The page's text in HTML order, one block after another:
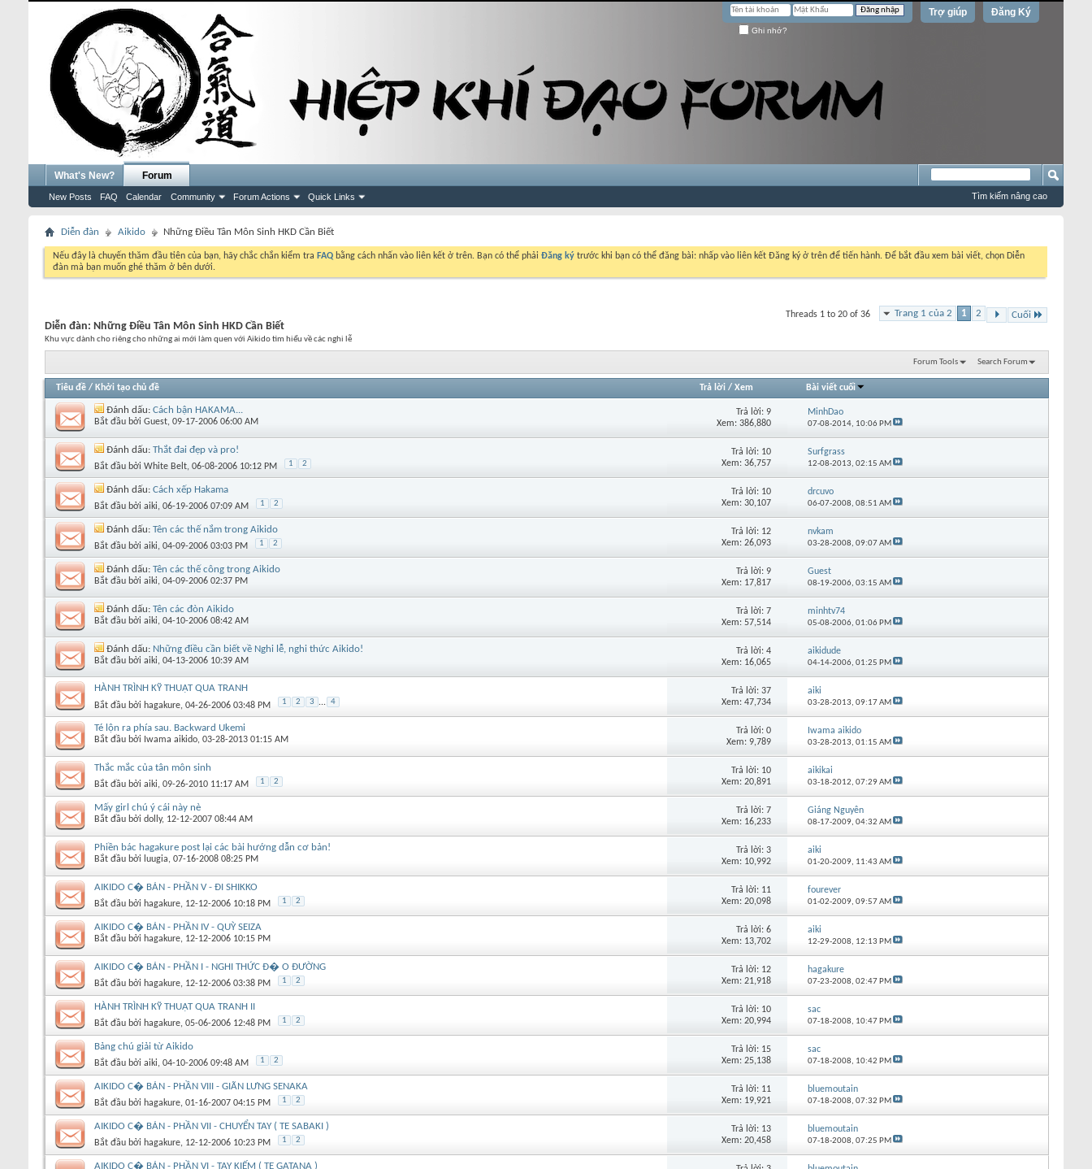
Đăng Ký
Trợ giúp
Ghi nhớ?
What's New? Forum
New Posts FAQ Calendar Community Forum Actions Quick Links Tìm kiếm nâng cao
Diễn đàn Aikido Những Điều Tân Môn Sinh HKD Cần Biết
Nếu đây là chuyến thăm đầu tiên của bạn, hãy chắc chắn kiểm tra FAQ bằng cách nhấn vào liên kết ở trên. Bạn có thể phải Đăng ký trước khi bạn có thể đăng bài: nhấp vào liên kết Đăng ký ở trên để tiến hành. Để bắt đầu xem bài viết, chọn Diễn
đàn mà bạn muốn ghé thăm ở bên dưới.
Trang 1 của 2 1 2 Cuối
Threads 1 to 20 of 36
Diễn đàn: Những Điều Tân Môn Sinh HKD Cần Biết
Khu vực dành cho riêng cho những ai mới làm quen với Aikido tìm hiểu về các nghi lễ
Forum Tools Search Forum
Tiêu đề / Khởi tạo chủ đề Trả lời /Xem Bài viết cuối
Đánh dấu: Cách bận HAKAMA...
Bắt đầu bởi Guest‎, 09-17-2006 06:00 AM
Trả lời:9
Xem: 386,880
MinhDao
07-08-2014, 10:06 PM
Đánh dấu: Thắt đai đẹp và pro!
Bắt đầu bởi White Belt‎, 06-08-2006 10:12 PM 1 2
Trả lời: 10
Xem: 36,757
Surfgrass
12-08-2013, 02:15 AM
Đánh dấu: Cách xếp Hakama
Bắt đầu bởi aiki‎, 06-19-2006 07:09 AM 1 2
Trả lời: 10
Xem: 30,107
drcuvo
06-07-2008, 08:51 AM
Đánh dấu: Tên các thế nắm trong Aikido
Bắt đầu bởi aiki‎, 04-09-2006 03:03 PM 1 2
Trả lời: 12
Xem: 26,093
nvkam
03-28-2008, 09:07 AM
Đánh dấu: Tên các thế công trong Aikido
Bắt đầu bởi aiki‎, 04-09-2006 02:37 PM
Trả lời:9
Xem: 17,817
Guest
08-19-2006, 03:15 AM
Đánh dấu: Tên các đòn Aikido
Bắt đầu bởi aiki‎, 04-10-2006 08:42 AM
Trả lời:7
Xem: 57,514
minhtv74
05-08-2006, 01:06 PM
Đánh dấu: Những điều cần biết về Nghi lễ, nghi thức Aikido!
Bắt đầu bởi aiki‎, 04-13-2006 10:39 AM
Trả lời:4
Xem: 16,065
aikidude
04-14-2006, 01:25 PM
HÀNH TRÌNH KỸ THUẬT QUA TRANH
Bắt đầu bởi hagakure‎, 04-26-2006 03:48 PM 1 2 3 ... 4
Trả lời:37
Xem: 47,734
aiki
03-28-2013, 09:17 AM
Té lộn ra phía sau. Backward Ukemi
Bắt đầu bởi Iwama aikido‎, 03-28-2013 01:15 AM
Trả lời:0
Xem: 9,789
Iwama aikido
03-28-2013, 01:15 AM
Thắc mắc của tân môn sinh
Bắt đầu bởi aiki‎, 09-26-2010 11:17 AM 1 2
Trả lời: 10
Xem: 20,891
aikikai
03-18-2012, 07:29 AM
Mấy girl chú ý cái này nè
Bắt đầu bởi dolly‎, 12-12-2007 08:44 AM
Trả lời:7
Xem: 16,233
Giáng Nguyên
08-17-2009, 04:32 AM
Phiền bác hagakure post lại các bài hướng dẫn cơ bản!
Bắt đầu bởi luugia‎, 07-16-2008 08:25 PM
Trả lời:3
Xem: 10,992
aiki
01-20-2009, 11:43 AM
AIKIDO C� BẢN - PHẦN V - ĐI SHIKKO
Bắt đầu bởi hagakure‎, 12-12-2006 10:18 PM 1 2
Trả lời: 11
Xem: 20,098
fourever
01-02-2009, 09:57 AM
AIKIDO C� BẢN - PHẦN IV - QUỲ SEIZA
Bắt đầu bởi hagakure‎, 12-12-2006 10:15 PM
Trả lời:6
Xem: 13,702
aiki
12-29-2008, 12:13 PM
AIKIDO C� BẢN - PHẦN I - NGHI THỨC Đ� O ĐƯỜNG
Bắt đầu bởi hagakure‎, 12-12-2006 03:38 PM 1 2
Trả lời: 12
Xem: 21,918
hagakure
07-23-2008, 02:47 PM
HÀNH TRÌNH KỸ THUẬT QUA TRANH II
Bắt đầu bởi hagakure‎, 05-06-2006 12:48 PM 1 2
Trả lời: 10
Xem: 20,994
sac
07-18-2008, 10:47 PM
Bảng chú giải từ Aikido
Bắt đầu bởi aiki‎, 04-10-2006 09:48 AM 1 2
Trả lời: 15
Xem: 25,138
sac
07-18-2008, 10:42 PM
AIKIDO C� BẢN - PHẦN VIII - GIÃN LƯNG SENAKA
Bắt đầu bởi hagakure‎, 01-16-2007 04:15 PM 1 2
Trả lời: 11
Xem: 19,921
bluemoutain
07-18-2008, 07:32 PM
AIKIDO C� BẢN - PHẦN VII - CHUYỂN TAY ( TE SABAKI )
Bắt đầu bởi hagakure‎, 12-12-2006 10:23 PM 1 2
Trả lời: 13
Xem: 20,458
bluemoutain
07-18-2008, 07:25 PM
AIKIDO C� BẢN - PHẦN VI - TAY KIẾM ( TE GATANA )